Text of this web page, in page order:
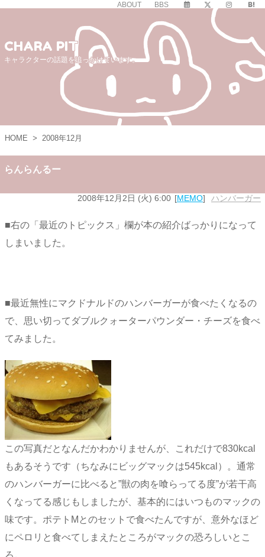
ABOUT BBS
CHARA PIT
キャラクターの話題を追っかけています。
HOME > 2008年12月
らんらんるー
2008年12月2日 (火) 6:00 MEMO ハンバーガー
■右の「最近のトピックス」欄が本の紹介ばっかりになって
しまいました。
■最近無性にマクドナルドのハンバーガーが食べたくなるの
で、思い切ってダブルクォーターパウンダー・チーズを食べ
てみました。
この写真だとなんだかわかりませんが、これだけで830kcal
もあるそうです（ちなみにビッグマックは545kcal）。通常
のハンバーガーに比べると”獣の肉を喰らってる度”が若干高
くなってる感じもしましたが、基本的にはいつものマックの
味です。ポテトMとのセットで食べたんですが、意外なほど
にペロリと食べてしまえたところがマックの恐ろしいとこ
ろ。